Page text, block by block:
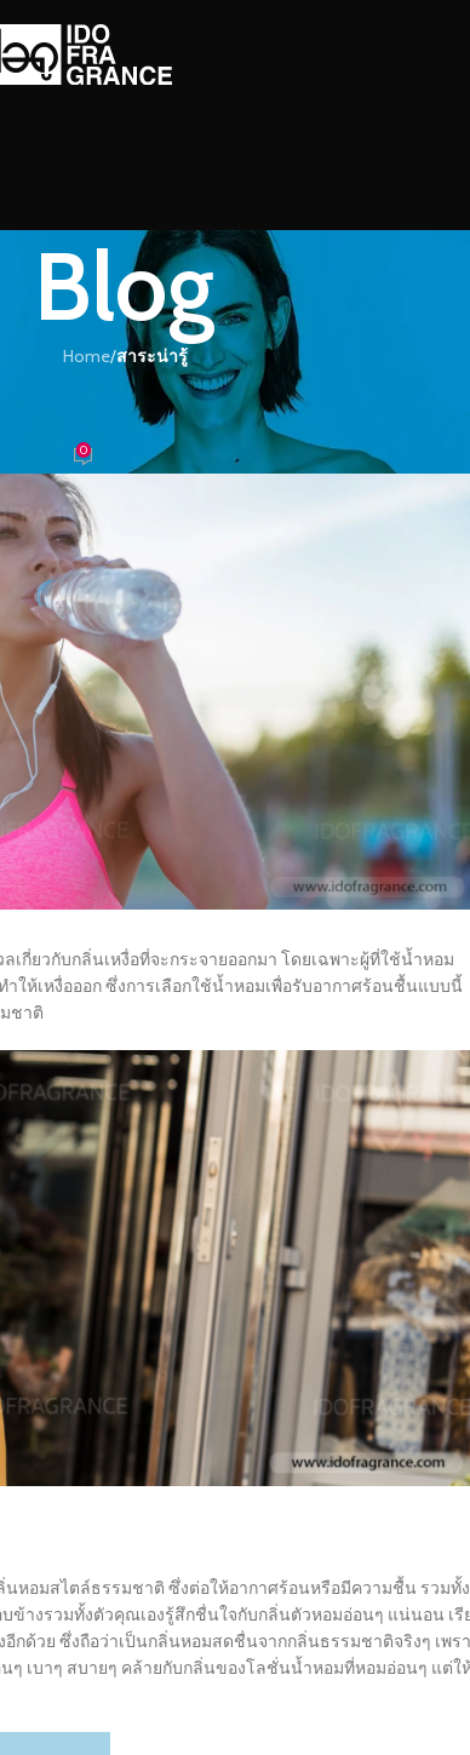
Blog
Home/สาระน่ารู้
สะอาดสไตล์ธรรมชาติ
0
เกี่ยวกับกลิ่นเหงื่อที่จะกระจายออกมา โดยเฉพาะผู้ที่ใช้น้ำหอม
ห้เหงื่อออก ซึ่งการเลือกใช้น้ำหอมเพื่อรับอากาศร้อนชื้นแบบนี้
ชาติ
หอมสไตล์ธรรมชาติ ซึ่งต่อให้อากาศร้อนหรือมีความชื้น รวมทั้ง
างรวมทั้งตัวคุณเองรู้สึกชื่นใจกับกลิ่นตัวหอมอ่อนๆ แน่นอน เรี
กด้วย ซึ่งถือว่าเป็นกลิ่นหอมสดชื่นจากกลิ่นธรรมชาติจริงๆ เพร
ๆ เบาๆ สบายๆ คล้ายกับกลิ่นของโลชั่นน้ำหอมที่หอมอ่อนๆ แต่ใ